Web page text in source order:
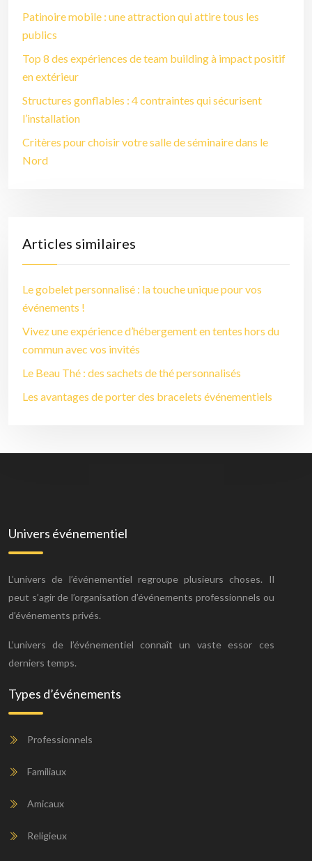
Patinoire mobile : une attraction qui attire tous les
publics
Top 8 des expériences de team building à impact positif
en extérieur
Structures gonflables : 4 contraintes qui sécurisent
l’installation
Critères pour choisir votre salle de séminaire dans le
Nord
Articles similaires
Le gobelet personnalisé : la touche unique pour vos
événements !
Vivez une expérience d’hébergement en tentes hors du
commun avec vos invités
Le Beau Thé : des sachets de thé personnalisés
Les avantages de porter des bracelets événementiels
Univers événementiel
L’univers de l’événementiel regroupe plusieurs choses. Il
peut s’agir de l’organisation d’événements professionnels ou
d’événements privés.
L’univers de l’événementiel connaît un vaste essor ces
derniers temps.
Types d’événements
Professionnels
Familiaux
Amicaux
Religieux